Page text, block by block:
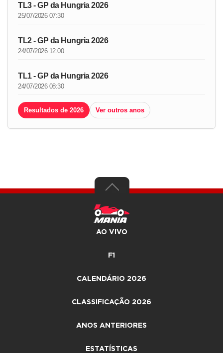
TL3 - GP da Hungria 2026
25/07/2026 07:30
TL2 - GP da Hungria 2026
24/07/2026 12:00
TL1 - GP da Hungria 2026
24/07/2026 08:30
Resultados de 2026 Ver outros anos
AO VIVO
F1
CALENDÁRIO 2026
CLASSIFICAÇÃO 2026
ANOS ANTERIORES
ESTATÍSTICAS